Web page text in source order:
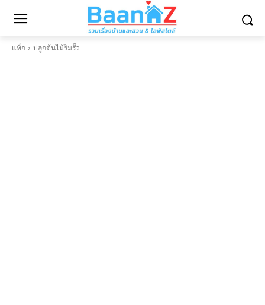
แท็ก ปลูกต้นไม้ริมรั้ว